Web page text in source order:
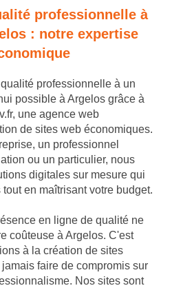
professionnelle à
: notre expertise
professionnelle à un
possible à Argelos grâce à
une agence web
de sites web économiques.
un professionnel
ou un particulier, nous
digitales sur mesure qui
en maîtrisant votre budget.
en ligne de qualité ne
coûteuse à Argelos. C'est
à la création de sites
faire de compromis sur
Nos sites sont